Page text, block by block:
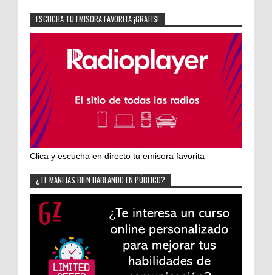
ESCUCHA TU EMISORA FAVORITA ¡GRATIS!
Clica y escucha en directo tu emisora favorita
¿TE MANEJAS BIEN HABLANDO EN PÚBLICO?